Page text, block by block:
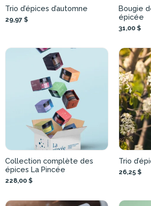
Trio d’épices d’automne
29,97 $
Bougie
épicée
31,00 $
Collection complète des
épices La Pincée
228,00 $
Trio
26,25 $